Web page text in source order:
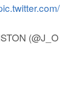
(@J_O